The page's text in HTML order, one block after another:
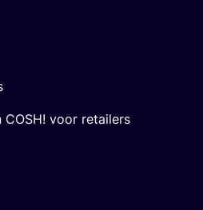
voor retailers